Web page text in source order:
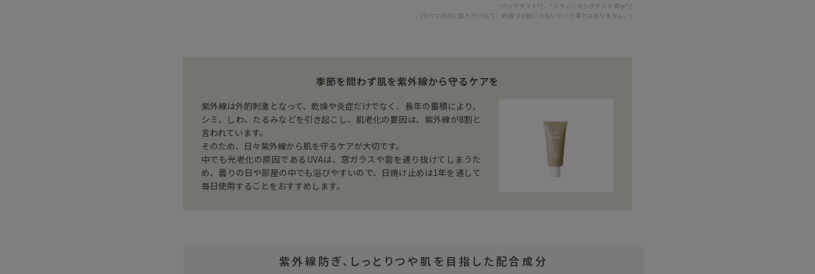
*パッチテスト*1、*スティンギングテスト済み*2
(すべての方に肌トラブル*1、刺激*2が起こらないという事ではありません。)
季節を問わず肌を紫外線から守るケアを
紫外線は外的刺激となって、乾燥や炎症だけでなく、長年の蓄積により、
シミ、しわ、たるみなどを引き起こし、肌老化の要因は、紫外線が8割と
言われています。
そのため、日々紫外線から肌を守るケアが大切です。
中でも光老化の原因であるUVAは、窓ガラスや雲を通り抜けてしまうた
め、曇りの日や部屋の中でも浴びやすいので、日焼け止めは1年を通して
毎日使用することをおすすめします。
紫外線防ぎ、しっとりつや肌を目指した配合成分